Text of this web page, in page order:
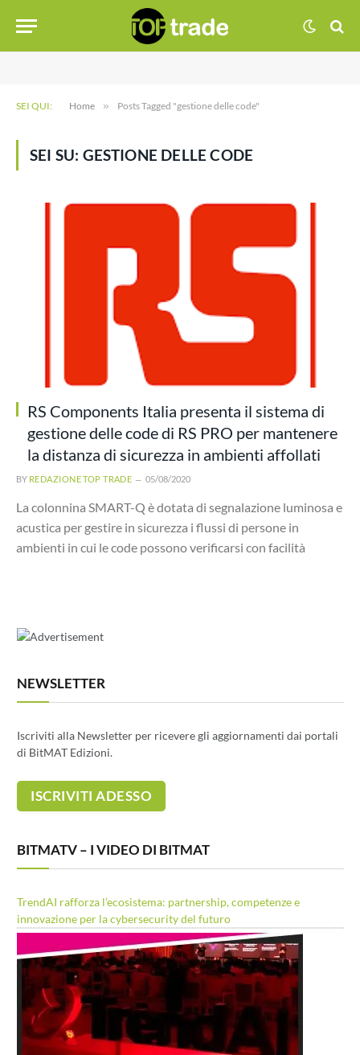
SEI QUI: Home » Posts Tagged "gestione delle code"
SEI SU: GESTIONE DELLE CODE
RS Components Italia presenta il sistema di
gestione delle code di RS PRO per mantenere
la distanza di sicurezza in ambienti affollati
BY REDAZIONE TOP TRADE 05/08/2020
La colonnina SMART-Q è dotata di segnalazione luminosa e
acustica per gestire in sicurezza i flussi di persone in
ambienti in cui le code possono verificarsi con facilità
NEWSLETTER
Iscriviti alla Newsletter per ricevere gli aggiornamenti dai portali
di BitMAT Edizioni.
BITMATV – I VIDEO DI BITMAT
TrendAI rafforza l’ecosistema: partnership, competenze e
innovazione per la cybersecurity del futuro